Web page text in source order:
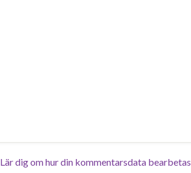
Lär dig om hur din kommentarsdata bearbetas